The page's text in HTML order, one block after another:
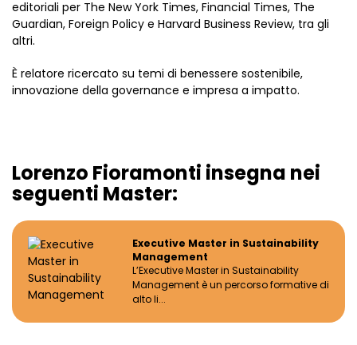
editoriali per The New York Times, Financial Times, The
Guardian, Foreign Policy e Harvard Business Review, tra gli
altri.
È relatore ricercato su temi di benessere sostenibile,
innovazione della governance e impresa a impatto.
Lorenzo Fioramonti insegna nei
seguenti Master:
Executive Master in Sustainability
Management
L’Executive Master in Sustainability
Management è un percorso formative di
alto li...